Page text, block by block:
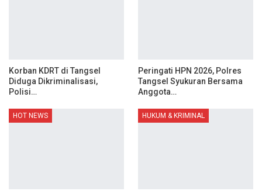
Korban KDRT di Tangsel
Diduga Dikriminalisasi,
Polisi…
Peringati HPN 2026, Polres
Tangsel Syukuran Bersama
Anggota…
HOT NEWS HUKUM & KRIMINAL